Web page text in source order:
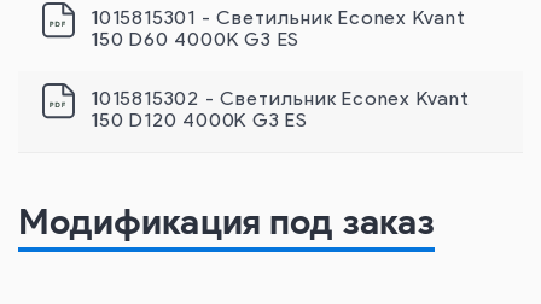
1015815301 - Светильник Econex Kvant
150 D60 4000K G3 ES
1015815302 - Светильник Econex Kvant
150 D120 4000K G3 ES
Модификация под заказ